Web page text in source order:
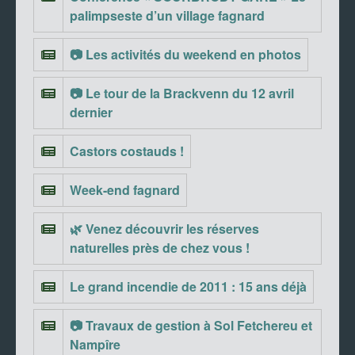
palimpseste d’un village fagnard
📷 Les activités du weekend en photos
📷 Le tour de la Brackvenn du 12 avril
dernier
Castors costauds !
Week-end fagnard
🌿 Venez découvrir les réserves
naturelles près de chez vous !
Le grand incendie de 2011 : 15 ans déjà
📷 Travaux de gestion à Sol Fetchereu et
Nampîre